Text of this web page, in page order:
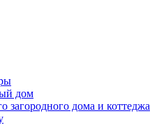
дом
загородного дома и коттеджа